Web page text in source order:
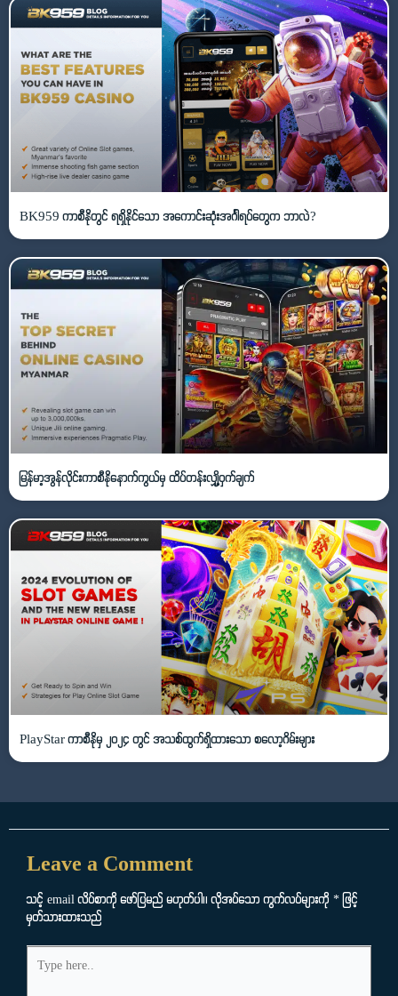
BK959 ကာစီနိုတွင် ရရှိနိုင်သော အကောင်းဆုံးအင်္ဂါရပ်တွေက ဘာလဲ?
မြန်မာ့အွန်လိုင်းကာစီနိုနောက်ကွယ်မှ ထိပ်တန်းလျှို့ဝှက်ချက်
PlayStar ကာစီနိုမှ ၂၀၂၄ တွင် အသစ်ထွက်ရှိထားသော စလော့ဂိမ်းများ
Leave a Comment
သင့် email လိပ်စာကို ဖော်ပြမည် မဟုတ်ပါ။ လိုအပ်သော ကွက်လပ်များကို * ဖြင့်
မှတ်သားထားသည်
here..